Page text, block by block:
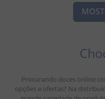
Procurando doces online
opções e ofertas? Na